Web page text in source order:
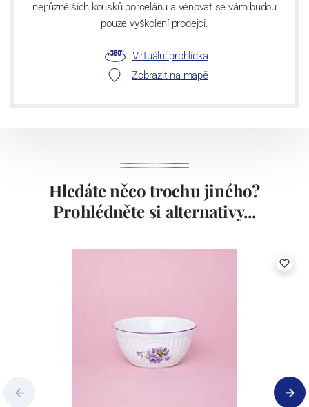
nejrůznějších kousků porcelánu a věnovat se vám budou
pouze vyškolení prodejci.
Virtuální prohlídka
Zobrazit na mapě
Hledáte něco trochu jiného?
Prohlédněte si alternativy...